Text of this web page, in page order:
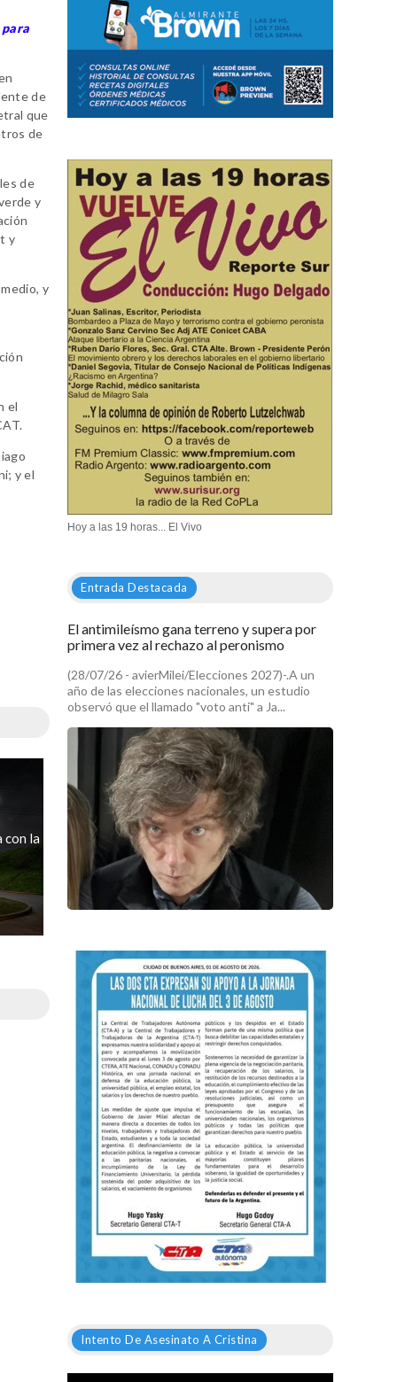
de
que
de
de
y
y
y
el
y el
con la
Hoy a las 19 horas... El Vivo
Entrada Destacada
El antimileísmo gana terreno y supera por
primera vez al rechazo al peronismo
(28/07/26 - avierMilei/Elecciones 2027)-.A un
año de las elecciones nacionales, un estudio
observó que el llamado "voto anti" a Ja...
Intento De Asesinato A Cristina